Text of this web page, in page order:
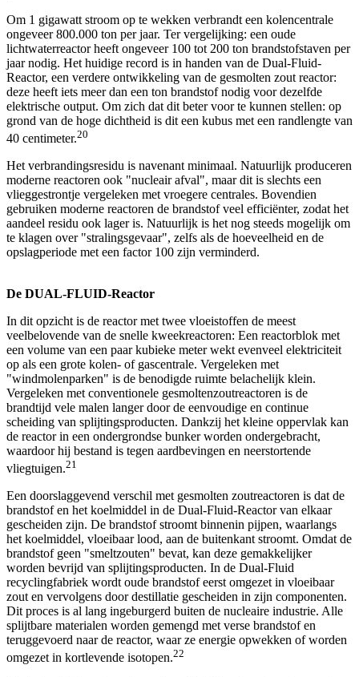
Om 1 gigawatt stroom op te wekken verbrandt een kolencentrale
ongeveer 800.000 ton per jaar. Ter vergelijking: een oude
lichtwaterreactor heeft ongeveer 100 tot 200 ton brandstofstaven per
jaar nodig. Het huidige record is in handen van de Dual-Fluid-
Reactor, een verdere ontwikkeling van de gesmolten zout reactor:
deze heeft iets meer dan een ton brandstof nodig voor dezelfde
elektrische output. Om zich dat dit beter voor te kunnen stellen: op
grond van de hoge dichtheid is dit een kubus met een randlengte van
40 centimeter.20
Het verbrandingsresidu is navenant minimaal. Natuurlijk produceren
moderne reactoren ook "nucleair afval", maar dit is slechts een
vlieggestrontje vergeleken met vroegere centrales. Bovendien
gebruiken moderne reactoren de brandstof veel efficiënter, zodat het
aandeel residu ook lager is. Natuurlijk is het nog steeds mogelijk om
te klagen over "stralingsgevaar", zelfs als de hoeveelheid en de
opslagperiode met een factor 100 zijn verminderd.
De DUAL-FLUID-Reactor
In dit opzicht is de reactor met twee vloeistoffen de meest
veelbelovende van de snelle kweekreactoren: Een reactorblok met
een volume van een paar kubieke meter wekt evenveel elektriciteit
op als een grote kolen- of gascentrale. Vergeleken met
"windmolenparken" is de benodigde ruimte belachelijk klein.
Vergeleken met conventionele gesmoltenzoutreactoren is de
brandtijd vele malen langer door de eenvoudige en continue
scheiding van splijtingsproducten. Dankzij het kleine oppervlak kan
de reactor in een ondergrondse bunker worden ondergebracht,
waardoor hij bestand is tegen aardbevingen en neerstortende
vliegtuigen.21
Een doorslaggevend verschil met gesmolten zoutreactoren is dat de
brandstof en het koelmiddel in de Dual-Fluid-Reactor van elkaar
gescheiden zijn. De brandstof stroomt binnenin pijpen, waarlangs
het koelmiddel, vloeibaar lood, aan de buitenkant stroomt. Omdat de
brandstof geen "smeltzouten" bevat, kan deze gemakkelijker
worden bevrijd van splijtingsproducten. In de Dual-Fluid
recyclingfabriek wordt oude brandstof eerst omgezet in vloeibaar
zout en vervolgens door destillatie gescheiden in zijn componenten.
Dit proces is al lang ingeburgerd buiten de nucleaire industrie. Alle
splijtbare materialen worden gemengd met verse brandstof en
teruggevoerd naar de reactor, waar ze energie opwekken of worden
omgezet in kortlevende isotopen.22